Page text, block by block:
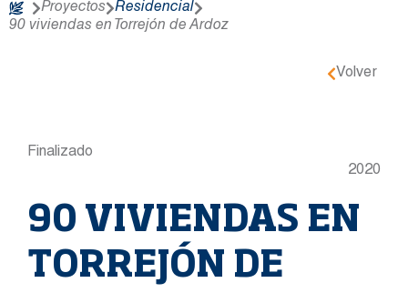
Proyectos
Residencial
90 viviendas en Torrejón de Ardoz
Volver
Finalizado
2020
90 VIVIENDAS EN
TORREJÓN DE